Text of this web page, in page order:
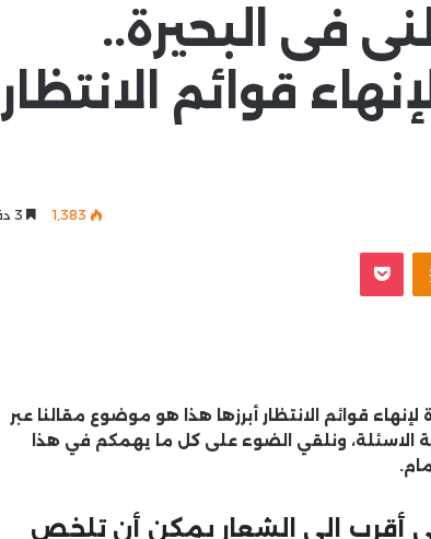
فى البحيرة..
قوائم الانتظار
1٬383
Odnoklassniki
‫Pocket
قوائم الانتظار أبرزها هذا هو موضوع مقالنا عبر
الاسئلة، ونلقي الضوء على كل ما يهمكم في هذا
أقرب إلى الشعار يمكن أن تلخص